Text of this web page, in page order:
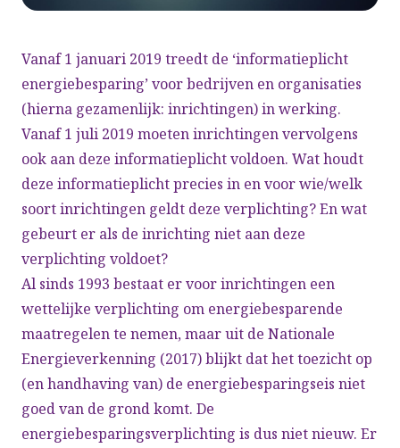
Vanaf 1 januari 2019 treedt de ‘informatieplicht
energiebesparing’ voor bedrijven en organisaties
(hierna gezamenlijk: inrichtingen) in werking.
Vanaf 1 juli 2019 moeten inrichtingen vervolgens
ook aan deze informatieplicht voldoen. Wat houdt
deze informatieplicht precies in en voor wie/welk
soort inrichtingen geldt deze verplichting? En wat
gebeurt er als de inrichting niet aan deze
verplichting voldoet?
Al sinds 1993 bestaat er voor inrichtingen een
wettelijke verplichting om energiebesparende
maatregelen te nemen, maar uit de Nationale
Energieverkenning (2017) blijkt dat het toezicht op
(en handhaving van) de energiebesparingseis niet
goed van de grond komt. De
energiebesparingsverplichting is dus niet nieuw. Er